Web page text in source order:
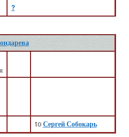
?
toСергей Собокарь